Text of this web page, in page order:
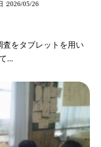
2026/05/26
をタブレットを用い
...